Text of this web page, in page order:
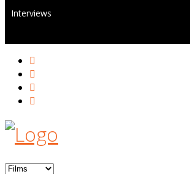
Interviews